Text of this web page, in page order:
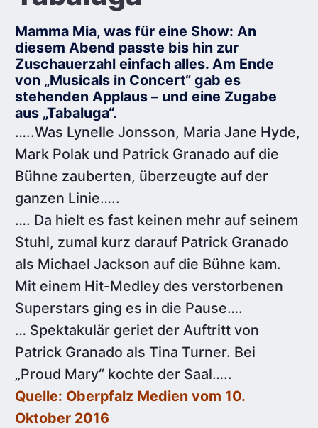
Mamma Mia, was für eine Show: An
diesem Abend passte bis hin zur
Zuschauerzahl einfach alles. Am Ende
von „Musicals in Concert“ gab es
stehenden Applaus – und eine Zugabe
aus „Tabaluga“.
…..Was Lynelle Jonsson, Maria Jane Hyde,
Mark Polak und Patrick Granado auf die
Bühne zauberten, überzeugte auf der
ganzen Linie…..
…. Da hielt es fast keinen mehr auf seinem
Stuhl, zumal kurz darauf Patrick Granado
als Michael Jackson auf die Bühne kam.
Mit einem Hit-Medley des verstorbenen
Superstars ging es in die Pause….
… Spektakulär geriet der Auftritt von
Patrick Granado als Tina Turner. Bei
„Proud Mary“ kochte der Saal…..
Quelle: Oberpfalz Medien vom 10.
Oktober 2016